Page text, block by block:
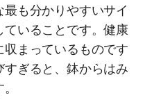
も分かりやすいサイ
いることです。健康
まっているものです
ぎると、鉢からはみ